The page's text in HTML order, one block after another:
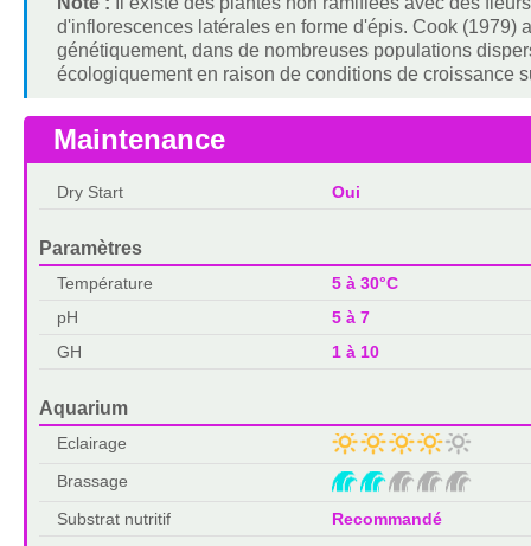
d'inflorescences latérales en forme d'épis. Cook (1979)
génétiquement, dans de nombreuses populations
écologiquement en raison de conditions de croissance
Maintenance
Dry Start Oui
Paramètres
Température
5 à 30°C
pH
5 à 7
GH
1 à 10
Aquarium
Eclairage
Brassage
Substrat nutritif
Recommandé